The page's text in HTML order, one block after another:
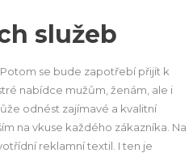
služeb
se bude zapotřebí přijít k
nabídce mužům, ženám, ale i
odnést zajímavé a kvalitní
na vkuse každého zákazníka. Na
reklamní textil. I ten je